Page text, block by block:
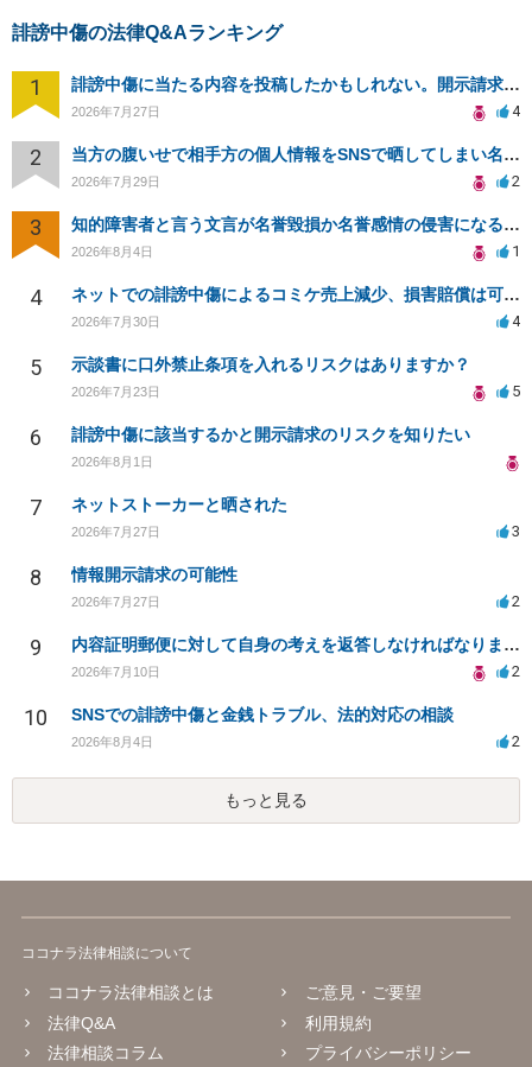
誹謗中傷の法律Q&Aランキング
1 誹謗中傷に当たる内容を投稿したかもしれない。開示請求や民事刑事裁判に発展しうるのか教えて欲しい。
2026年7月27日 4
2 当方の腹いせで相手方の個人情報をSNSで晒してしまい名誉毀損させてしまったかもしれない
2026年7月29日 2
3 知的障害者と言う文言が名誉毀損か名誉感情の侵害になるか教えてほしい。
2026年8月4日 1
4 ネットでの誹謗中傷によるコミケ売上減少、損害賠償は可能か？
2026年7月30日 4
5 示談書に口外禁止条項を入れるリスクはありますか？
2026年7月23日 5
6 誹謗中傷に該当するかと開示請求のリスクを知りたい
2026年8月1日
7 ネットストーカーと晒された
2026年7月27日 3
8 情報開示請求の可能性
2026年7月27日 2
9 内容証明郵便に対して自身の考えを返答しなければなりませんか？
2026年7月10日 2
10 SNSでの誹謗中傷と金銭トラブル、法的対応の相談
2026年8月4日 2
もっと見る
ココナラ法律相談について
ココナラ法律相談とは
法律Q&A
法律相談コラム
ご意見・ご要望
利用規約
プライバシーポリシー